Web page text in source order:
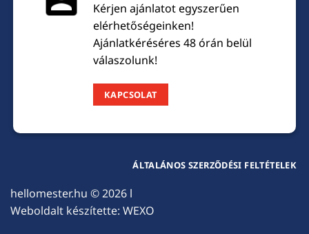
Kérjen ajánlatot egyszerűen
elérhetőségeinken!
Ajánlatkéréséres 48 órán belül
válaszolunk!
KAPCSOLAT
hellomester.hu © 2026 l
Weboldalt készítette: WEXO
ÁLTALÁNOS SZERZŐDÉSI FELTÉTELEK